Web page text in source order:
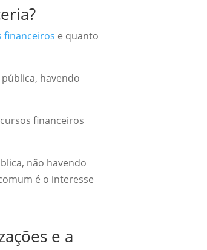
financeiros e quanto
havendo
financeiros
não havendo
é o interesse
e a